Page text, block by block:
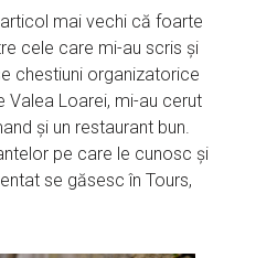
mai vechi că foarte
cele care mi-au scris și
chestiuni organizatorice
Valea Loarei, mi-au cerut
și un restaurant bun.
pe care le cunosc și
se găsesc în Tours,